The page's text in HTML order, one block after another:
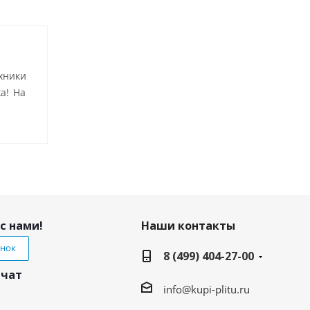
На
нами!
Наши контакты
8 (499) 404-27-00
info@kupi-plitu.ru